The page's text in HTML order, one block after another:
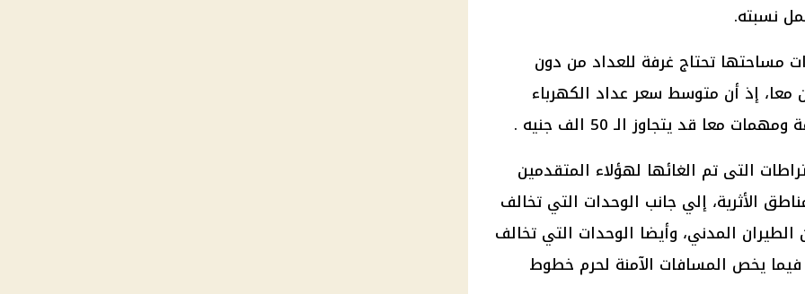
نسبته.
مساحتها تحتاج غرفة للعداد من دون
معا، إذ أن متوسط سعر عداد الكهرباء
معا قد يتجاوز الـ 50 الف جنيه .
التى تم الغائها لهؤلاء المتقدمين
الأثرية، إلي جانب الوحدات التي تخالف
الطيران المدني، وأيضا الوحدات التي تخالف
الكهرباء رقم 87 لعام 2015 فيما يخص المسافات الآمنة لحرم خطوط